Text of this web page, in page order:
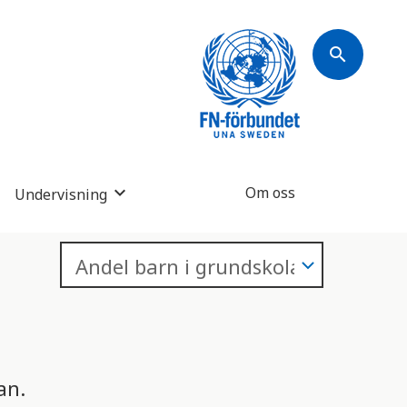
search
Undervisning Om oss